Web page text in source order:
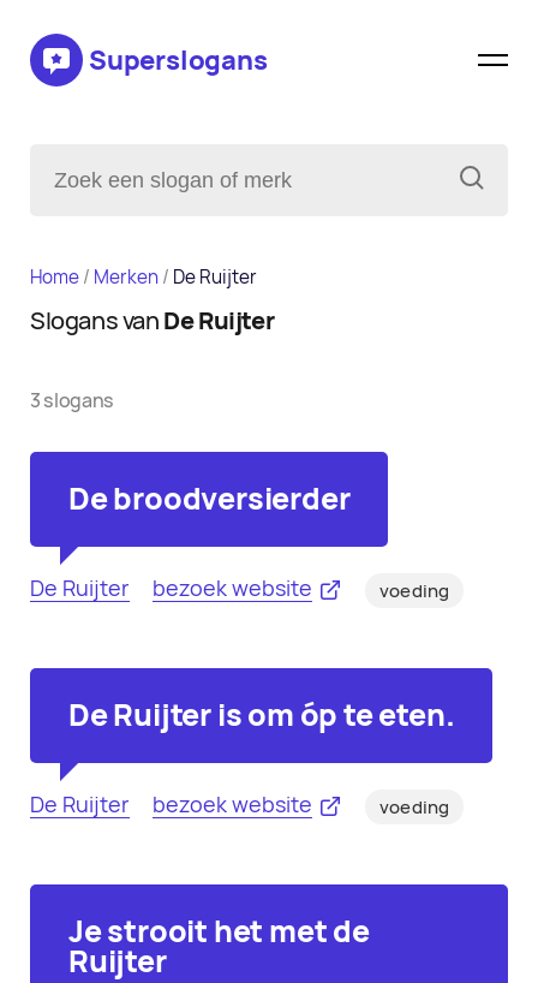
Superslogans
Home/ Merken/ De Ruijter
Slogans vanDe Ruijter
3 slogans
De broodversierder
De Ruijter bezoek website voeding
De Ruijter is om óp te eten.
De Ruijter bezoek website voeding
Je strooit het met de
Ruijter